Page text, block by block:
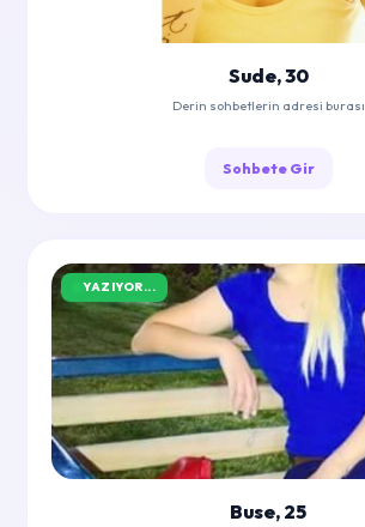
Sude, 30
Derin sohbetlerin adresi burası
Sohbete Gir
YAZIYOR...
Buse, 25